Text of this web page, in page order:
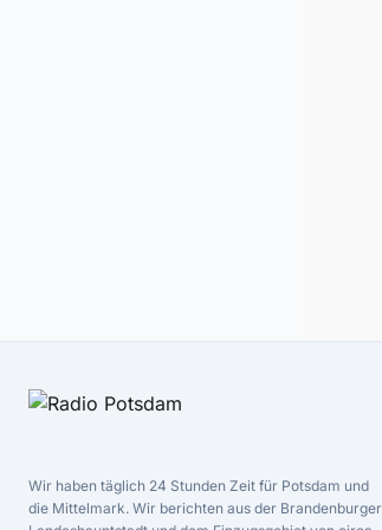
Wir haben täglich 24 Stunden Zeit für Potsdam und
die Mittelmark. Wir berichten aus der Brandenburger